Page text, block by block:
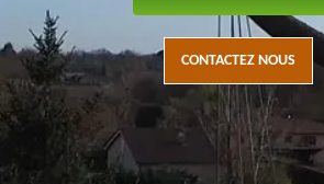
CONTACTEZ NOUS